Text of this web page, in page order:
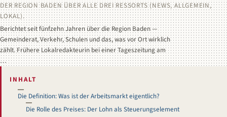
DER REGION BADEN ÜBER ALLE DREI RESSORTS (NEWS, ALLGEMEIN,
LOKAL).
Berichtet seit fünfzehn Jahren über die Region Baden —
Gemeinderat, Verkehr, Schulen und das, was vor Ort wirklich
zählt. Frühere Lokalredakteurin bei einer Tageszeitung am
…
INHALT
Die Definition: Was ist der Arbeitsmarkt eigentlich?
Die Rolle des Preises: Der Lohn als Steuerungselement